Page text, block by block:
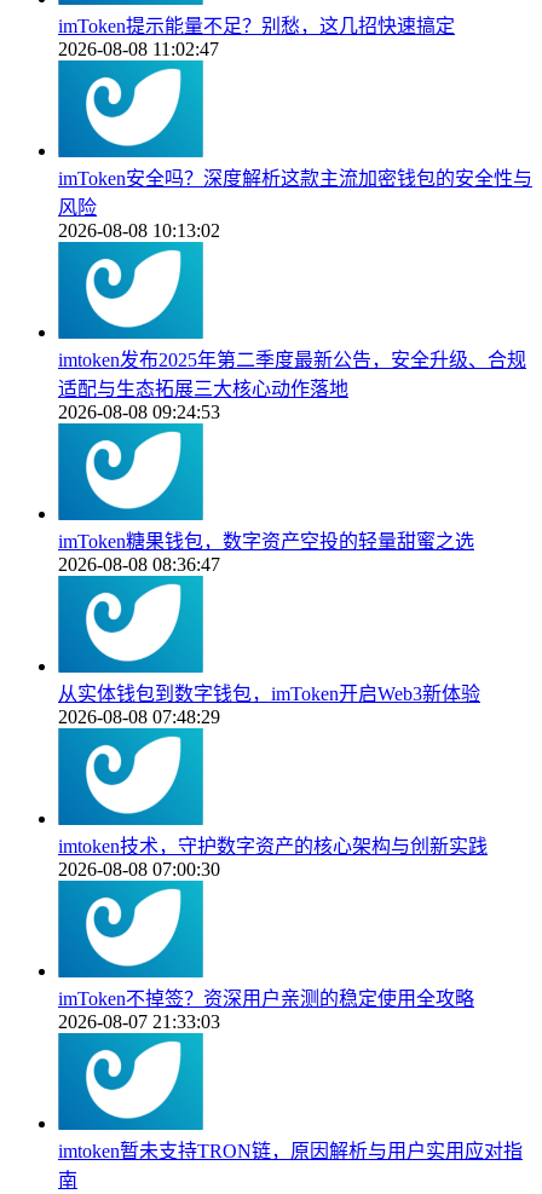
imToken提示能量不足？别愁，这几招快速搞定
2026-08-08 11:02:47
imToken安全吗？深度解析这款主流加密钱包的安全性与
风险
2026-08-08 10:13:02
imtoken发布2025年第二季度最新公告，安全升级、合规
适配与生态拓展三大核心动作落地
2026-08-08 09:24:53
imToken糖果钱包，数字资产空投的轻量甜蜜之选
2026-08-08 08:36:47
从实体钱包到数字钱包，imToken开启Web3新体验
2026-08-08 07:48:29
imtoken技术，守护数字资产的核心架构与创新实践
2026-08-08 07:00:30
imToken不掉签？资深用户亲测的稳定使用全攻略
2026-08-07 21:33:03
imtoken暂未支持TRON链，原因解析与用户实用应对指
南